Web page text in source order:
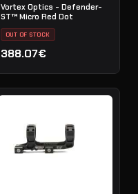
Vortex Optics - Defender-
ST™ Micro Red Dot
OUT OF STOCK
388.07€